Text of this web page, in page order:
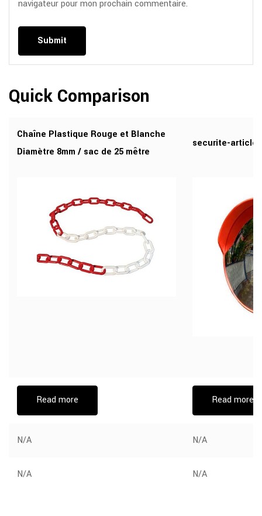
navigateur pour mon prochain commentaire.
Quick Comparison
Chaîne Plastique Rouge et Blanche
Diamètre 8mm / sac de 25 mêtre
securite-
Read more Read more
N/A N/A
N/A N/A